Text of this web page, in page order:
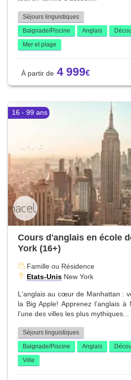
Séjours linguistiques
Baignade/Piscine
Anglais
Mer et plage
4 999
16 - 99 ans
Cours d'anglais en école
York (16+)
Famille ou Résidence
Etats-Unis New York
L'anglais au cœur de Manhattan :
la Big Apple! Apprenez l’anglais
l’une des villes les plus mythiques...
Séjours linguistiques
Baignade/Piscine
Anglais
Ville